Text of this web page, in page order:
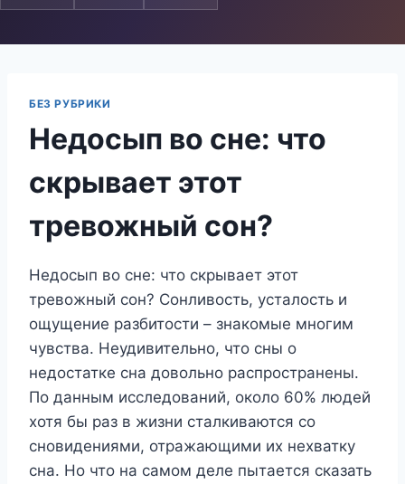
БЕЗ РУБРИКИ
Недосып во сне: что
скрывает этот
тревожный сон?
Недосып во сне: что скрывает этот
тревожный сон? Сонливость, усталость и
ощущение разбитости – знакомые многим
чувства. Неудивительно, что сны о
недостатке сна довольно распространены.
По данным исследований, около 60% людей
хотя бы раз в жизни сталкиваются со
сновидениями, отражающими их нехватку
сна. Но что на самом деле пытается сказать